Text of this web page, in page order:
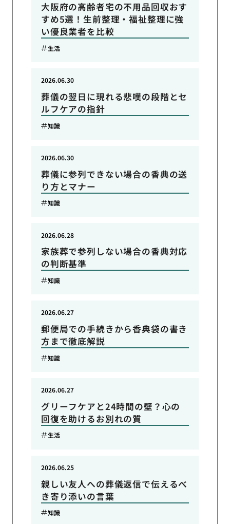
大阪府の高齢者宅の不用品回収おす
すめ5選！生前整理・福祉整理に強
い優良業者を比較
生活
葬儀の翌日に現れる悲嘆の段階とセ
ルフケアの指針
2026.06.30
知識
葬儀に参列できない場合の香典の送
り方とマナー
2026.06.30
知識
家族葬で参列しない場合の香典対応
の判断基準
2026.06.28
知識
郵便局での手続きから香典袋の書き
方まで徹底解説
2026.06.27
知識
グリーフケアと24時間の壁？心の
回復を助けるお別れの質
2026.06.27
生活
親しい友人への葬儀返信で伝えるべ
き寄り添いの言葉
2026.06.25
知識